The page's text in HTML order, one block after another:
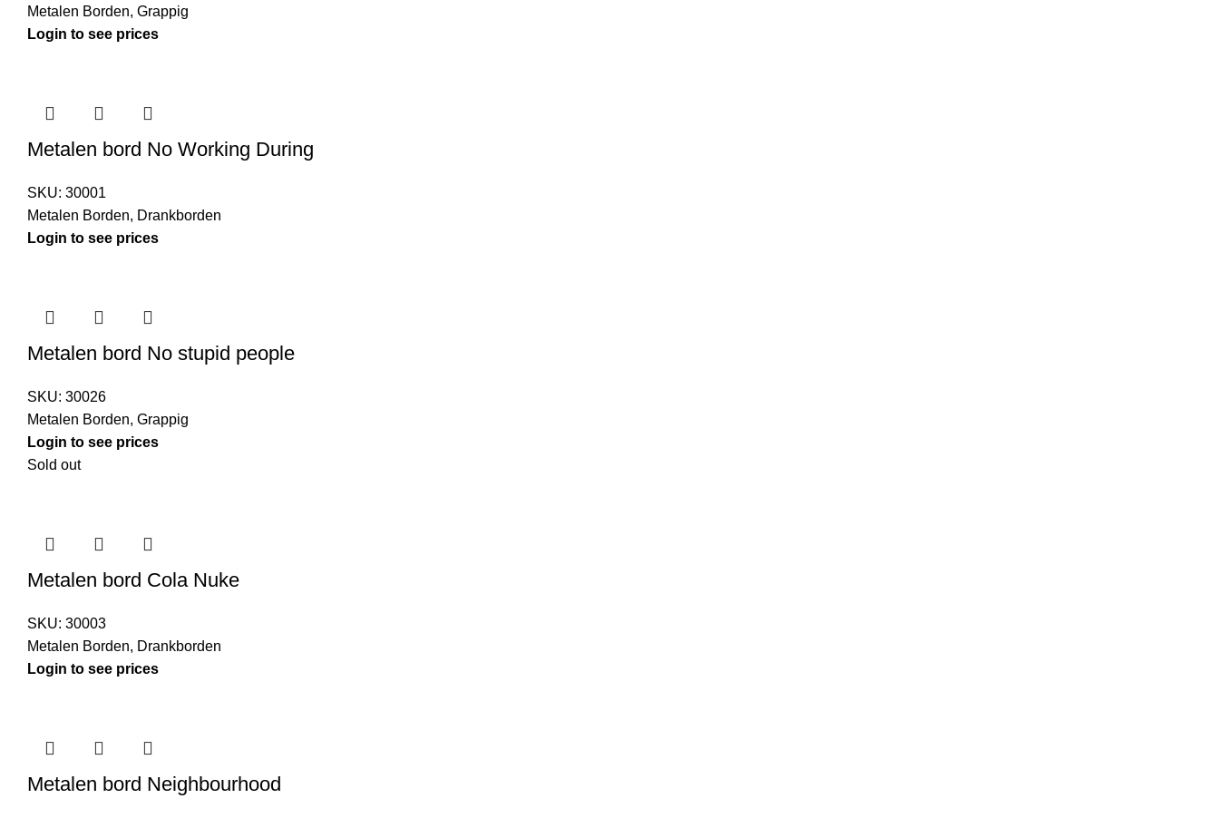
Metalen Borden, Grappig
Login to see prices
Metalen bord No Working During
SKU: 30001
Metalen Borden, Drankborden
Login to see prices
Metalen bord No stupid people
SKU: 30026
Metalen Borden, Grappig
Login to see prices
Sold out
Metalen bord Cola Nuke
SKU: 30003
Metalen Borden, Drankborden
Login to see prices
Metalen bord Neighbourhood